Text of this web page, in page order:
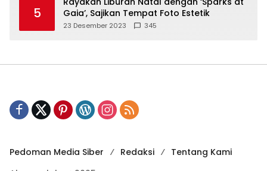
5
Gaia’, Sajikan Tempat Foto Estetik
23 Desember 2023 345
Pedoman Media Siber Redaksi
Tentang Kami